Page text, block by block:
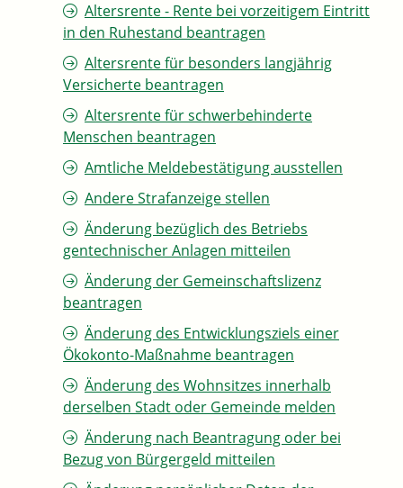
Altersrente - Rente bei vorzeitigem Eintritt
in den Ruhestand beantragen
Altersrente für besonders langjährig
Versicherte beantragen
Altersrente für schwerbehinderte
Menschen beantragen
Amtliche Meldebestätigung ausstellen
Andere Strafanzeige stellen
Änderung bezüglich des Betriebs
gentechnischer Anlagen mitteilen
Änderung der Gemeinschaftslizenz
beantragen
Änderung des Entwicklungsziels einer
Ökokonto-Maßnahme beantragen
Änderung des Wohnsitzes innerhalb
derselben Stadt oder Gemeinde melden
Änderung nach Beantragung oder bei
Bezug von Bürgergeld mitteilen